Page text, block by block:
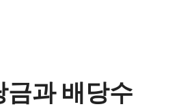
금과 배당수